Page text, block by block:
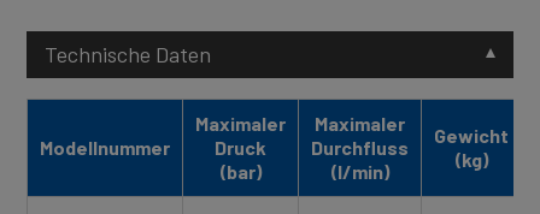
Technische Daten
Modellnummer
Maximaler
Druck
(bar)
Maximaler
Durchfluss
(l/min)
Gewicht
(kg)